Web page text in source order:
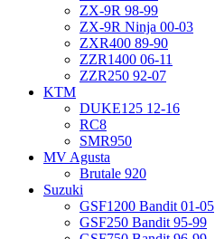
ZX-9R 98-99
ZX-9R Ninja 00-03
ZXR400 89-90
ZZR1400 06-11
ZZR250 92-07
KTM
DUKE125 12-16
RC8
SMR950
MV Agusta
Brutale 920
Suzuki
GSF1200 Bandit 01-05
GSF250 Bandit 95-99